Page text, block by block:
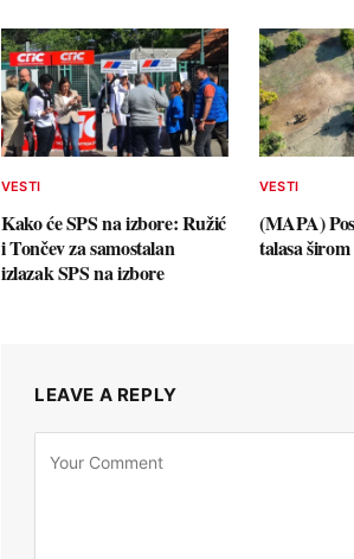
VESTI
Kako će SPS na izbore: Ružić
i Tončev za samostalan
izlazak SPS na izbore
VESTI
(MAPA)
talasa
LEAVE A REPLY